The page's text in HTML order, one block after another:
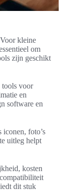
kleine
om
zijn geschikt
tools voor
en
software en
iconen, foto’s
uitleg helpt
kosten
dit stuk